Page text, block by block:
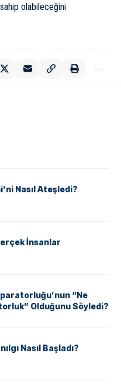
olabileceğini
Nasıl Ateşledi?
İnsanlar
“Ne
Olduğunu Söyledi?
Nasıl Başladı?